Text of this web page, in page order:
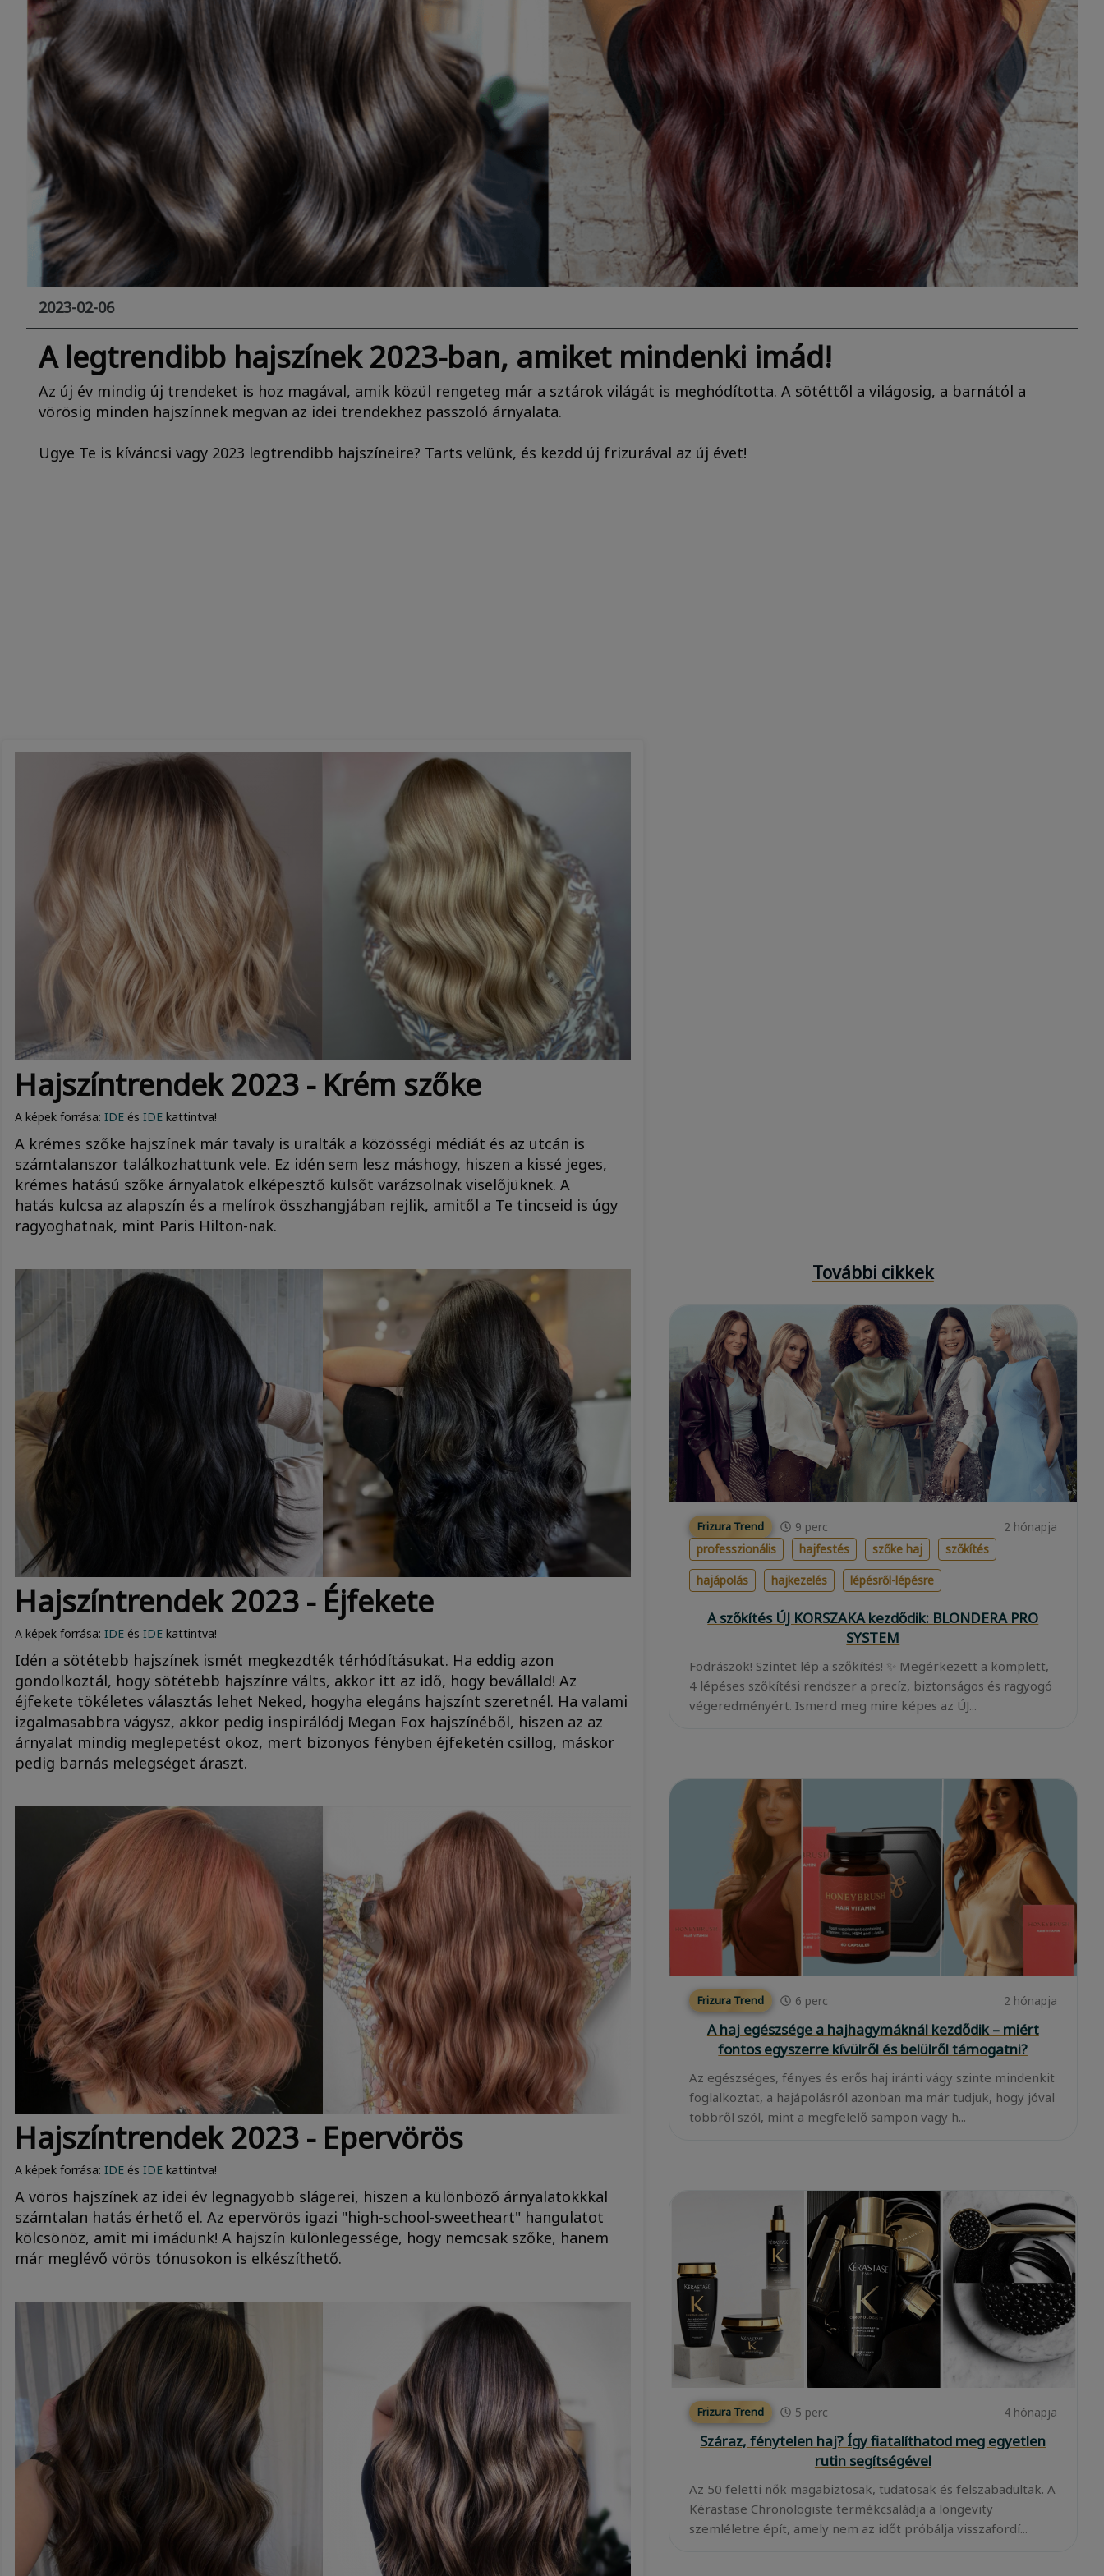
2023-02-06
A legtrendibb hajszínek 2023-ban, amiket mindenki imád!
Az új év mindig új trendeket is hoz magával, amik közül rengeteg már a sztárok világát is meghódította. A sötéttől a világosig, a barnától a
vörösig minden hajszínnek megvan az idei trendekhez passzoló árnyalata.
Ugye Te is kíváncsi vagy 2023 legtrendibb hajszíneire? Tarts velünk, és kezdd új frizurával az új évet!
Hajszíntrendek 2023 - Krém szőke
A képek forrása: IDE és IDE kattintva!
A krémes szőke hajszínek már tavaly is uralták a közösségi médiát és az utcán is
számtalanszor találkozhattunk vele. Ez idén sem lesz máshogy, hiszen a kissé jeges,
krémes hatású szőke árnyalatok elképesztő külsőt varázsolnak viselőjüknek. A
hatás kulcsa az alapszín és a melírok összhangjában rejlik, amitől a Te tincseid is úgy
ragyoghatnak, mint Paris Hilton-nak.
Hajszíntrendek 2023 - Éjfekete
A képek forrása: IDE és IDE kattintva!
Idén a sötétebb hajszínek ismét megkezdték térhódításukat. Ha eddig azon
gondolkoztál, hogy sötétebb hajszínre válts, akkor itt az idő, hogy bevállald! Az
éjfekete tökéletes választás lehet Neked, hogyha elegáns hajszínt szeretnél. Ha valami
izgalmasabbra vágysz, akkor pedig inspirálódj Megan Fox hajszínéből, hiszen az az
árnyalat mindig meglepetést okoz, mert bizonyos fényben éjfeketén csillog, máskor
pedig barnás melegséget áraszt.
Hajszíntrendek 2023 - Epervörös
A képek forrása: IDE és IDE kattintva!
A vörös hajszínek az idei év legnagyobb slágerei, hiszen a különböző árnyalatokkkal
számtalan hatás érhető el. Az epervörös igazi "high-school-sweetheart" hangulatot
kölcsönöz, amit mi imádunk! A hajszín különlegessége, hogy nemcsak szőke, hanem
már meglévő vörös tónusokon is elkészíthető.
További cikkek
Frizura Trend 9 perc
2 hónapja
professzionális
hajfestés szőke haj
szőkítés
hajápolás
hajkezelés lépésről-lépésre
A szőkítés ÚJ KORSZAKA kezdődik: BLONDERA PRO
SYSTEM
Fodrászok! Szintet lép a szőkítés! ✨ Megérkezett a komplett,
4 lépéses szőkítési rendszer a precíz, biztonságos és ragyogó
végeredményért. Ismerd meg mire képes az ÚJ...
Frizura Trend 6 perc 2 hónapja
A haj egészsége a hajhagymáknál kezdődik – miért
fontos egyszerre kívülről és belülről támogatni?
Az egészséges, fényes és erős haj iránti vágy szinte mindenkit
foglalkoztat, a hajápolásról azonban ma már tudjuk, hogy jóval
többről szól, mint a megfelelő sampon vagy h...
Frizura Trend 5 perc 4 hónapja
Száraz, fénytelen haj? Így fiatalíthatod meg egyetlen
rutin segítségével
Az 50 feletti nők magabiztosak, tudatosak és felszabadultak. A
Kérastase Chronologiste termékcsaládja a longevity
szemléletre épít, amely nem az időt próbálja visszafordí...